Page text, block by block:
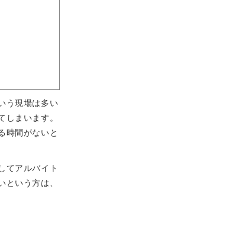
う現場は多い
まいます。
時間がないと
てアルバイト
いう方は、